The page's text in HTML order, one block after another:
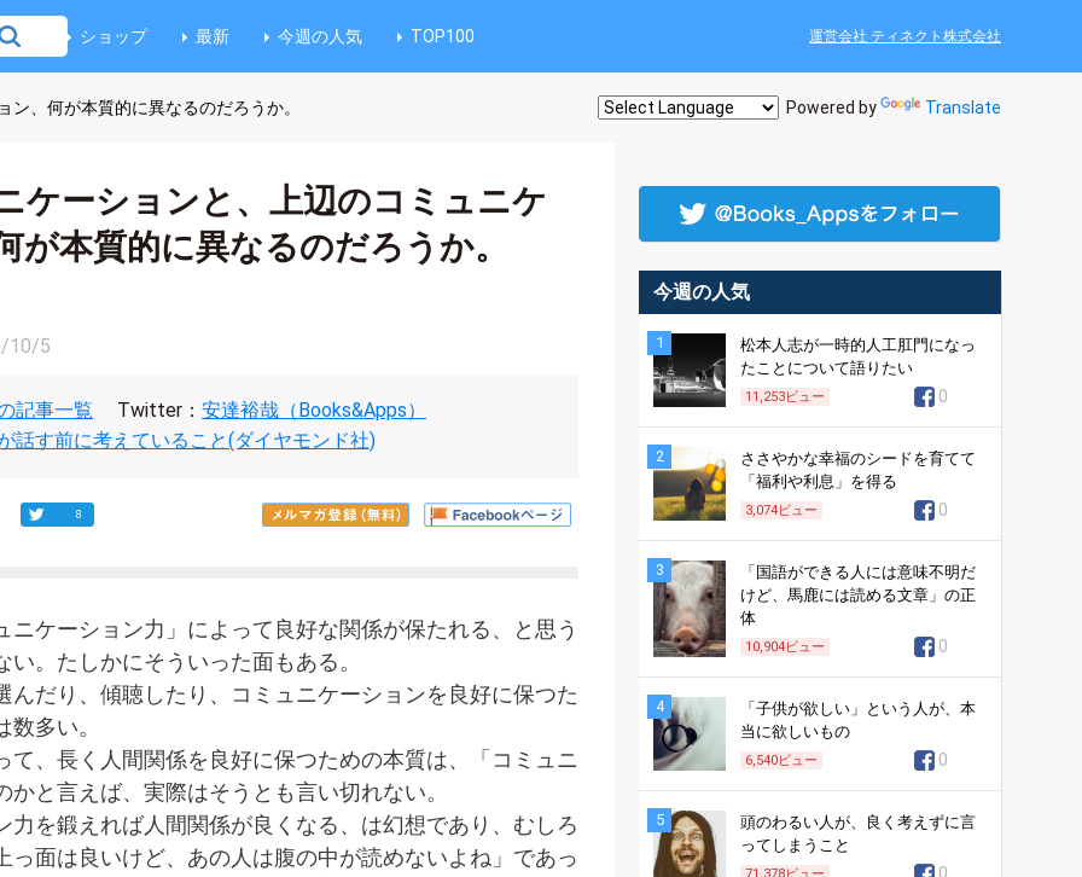
ショップ 最新 今週の人気 TOP100 運営会社 ティネクト株式会社
、何が本質的に異なるのだろうか。 Powered by Translate
ケーションと、上辺のコミュニケ
が本質的に異なるのだろうか。
10/5
記事一覧 Twitter： 安達裕哉（Books&Apps）
話す前に考えていること(ダイヤモンド社)
8
ニケーション力」によって良好な関係が保たれる、と思う
い。たしかにそういった面もある。
んだり、傾聴したり、コミュニケーションを良好に保つた
多い。
て、長く人間関係を良好に保つための本質は、「コミュニ
かと言えば、実際はそうとも言い切れない。
力を鍛えれば人間関係が良くなる、は幻想であり、むしろ
っ面は良いけど、あの人は腹の中が読めないよね」であっ
今週の人気
1
松本人志が一時的人工肛門になっ
たことについて語りたい
11,253ビュー 0
2
ささやかな幸福のシードを育てて
「福利や利息」を得る
3,074ビュー 0
3
「国語ができる人には意味不明だ
けど、馬鹿には読める文章」の正
体
10,904ビュー 0
4
「子供が欲しい」という人が、本
当に欲しいもの
6,540ビュー 0
5
頭のわるい人が、良く考えずに言
ってしまうこと